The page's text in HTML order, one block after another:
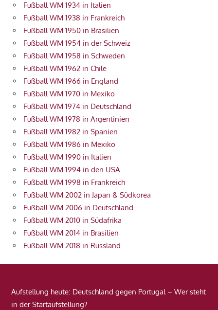
Fußball WM 1934 in Italien
Fußball WM 1938 in Frankreich
Fußball WM 1950 in Brasilien
Fußball WM 1954 in der Schweiz
Fußball WM 1958 in Schweden
Fußball WM 1962 in Chile
Fußball WM 1966 in England
Fußball WM 1970 in Mexiko
Fußball WM 1974 in Deutschland
Fußball WM 1978 in Argentinien
Fußball WM 1982 in Spanien
Fußball WM 1986 in Mexiko
Fußball WM 1990 in Italien
Fußball WM 1994 in den USA
Fußball WM 1998 in Frankreich
Fußball WM 2002 in Japan & Südkorea
Fußball WM 2006 in Deutschland
Fußball WM 2010 in Südafrika
Fußball WM 2014 in Brasilien
Fußball WM 2018 in Russland
Aufstellung heute: Deutschland gegen Portugal – Wer steht
in der Startaufstellung?